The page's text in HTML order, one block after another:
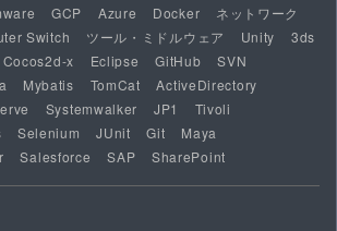
GCP Azure Docker
ネットワーク
Switch ツール・ミドルウェア Unity
3ds
Cocos2d-x Eclipse GitHub
SVN
Mybatis TomCat
ActiveDirectory
Systemwalker JP1
Tivoli
Selenium JUnit Git
Maya
Salesforce SAP SharePoint